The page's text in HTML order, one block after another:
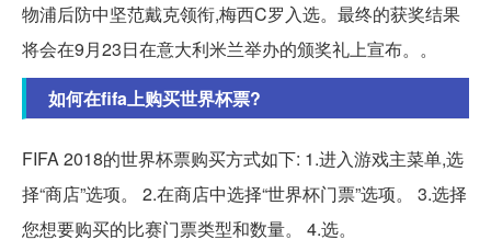
物浦后防中坚范戴克领衔,梅西C罗入选。最终的获奖结果
将会在9月23日在意大利米兰举办的颁奖礼上宣布。。
如何在fifa上购买世界杯票?
FIFA 2018的世界杯票购买方式如下: 1.进入游戏主菜单,选
择“商店”选项。 2.在商店中选择“世界杯门票”选项。 3.选择
您想要购买的比赛门票类型和数量。 4.选。